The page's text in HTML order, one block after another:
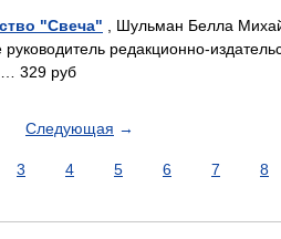
"Свеча" , Шульман Белла
редакционно-
329 руб
Следующая →
3 4 5 6 7 8